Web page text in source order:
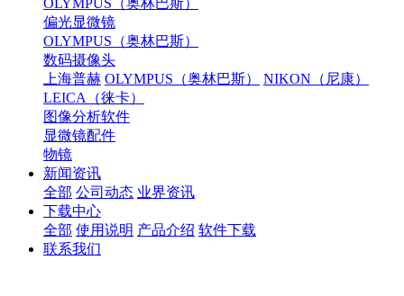
OLYMPUS（奥林巴斯）
偏光显微镜
OLYMPUS（奥林巴斯）
数码摄像头
上海普赫 OLYMPUS（奥林巴斯）
NIKON（尼康）
LEICA（徕卡）
图像分析软件
显微镜配件
物镜
新闻资讯
全部 公司动态 业界资讯
下载中心
全部 使用说明 产品介绍 软件下载
联系我们